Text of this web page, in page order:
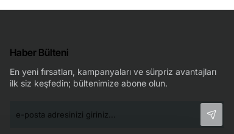
Haber Bülteni
En yeni fırsatları, kampanyaları ve sürpriz avantajları
ilk siz keşfedin; bültenimize abone olun.
posta